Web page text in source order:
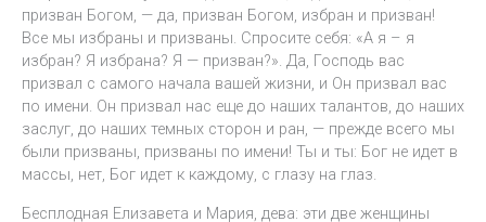
призван Богом, — да, призван Богом, избран и призван!
Все мы избраны и призваны. Спросите себя: «А я – я
избран? Я избрана? Я — призван?». Да, Господь вас
призвал с самого начала вашей жизни, и Он призвал вас
по имени. Он призвал нас еще до наших талантов, до наших
заслуг, до наших темных сторон и ран, — прежде всего мы
были призваны, призваны по имени! Ты и ты: Бог не идет в
массы, нет, Бог идет к каждому, с глазу на глаз.
Бесплодная Елизавета и Мария, дева: эти две женщины